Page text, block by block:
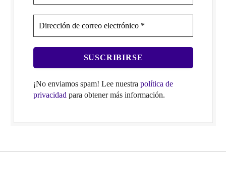
¡No enviamos spam! Lee nuestra política de
privacidad para obtener más información.